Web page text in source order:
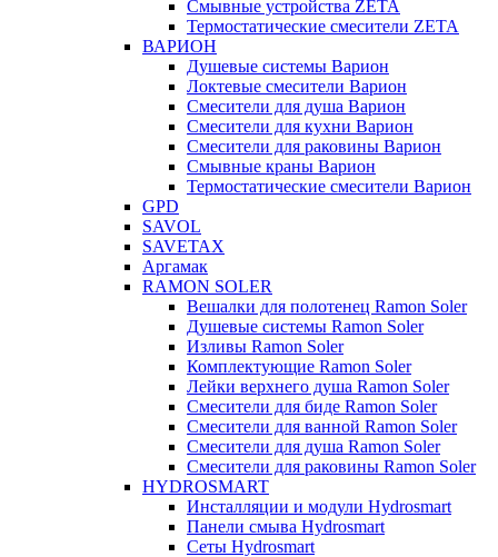
Смывные устройства ZETA
Термостатические смесители ZETA
ВАРИОН
Душевые системы Варион
Локтевые смесители Варион
Смесители для душа Варион
Смесители для кухни Варион
Смесители для раковины Варион
Смывные краны Варион
Термостатические смесители Варион
GPD
SAVOL
SAVETAX
Аргамак
RAMON SOLER
Вешалки для полотенец Ramon Soler
Душевые системы Ramon Soler
Изливы Ramon Soler
Комплектующие Ramon Soler
Лейки верхнего душа Ramon Soler
Смесители для биде Ramon Soler
Смесители для ванной Ramon Soler
Смесители для душа Ramon Soler
Смесители для раковины Ramon Soler
HYDROSMART
Инсталляции и модули Hydrosmart
Панели смыва Hydrosmart
Сеты Hydrosmart